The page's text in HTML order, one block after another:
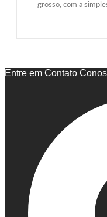
grosso, com a
Entre em Contato